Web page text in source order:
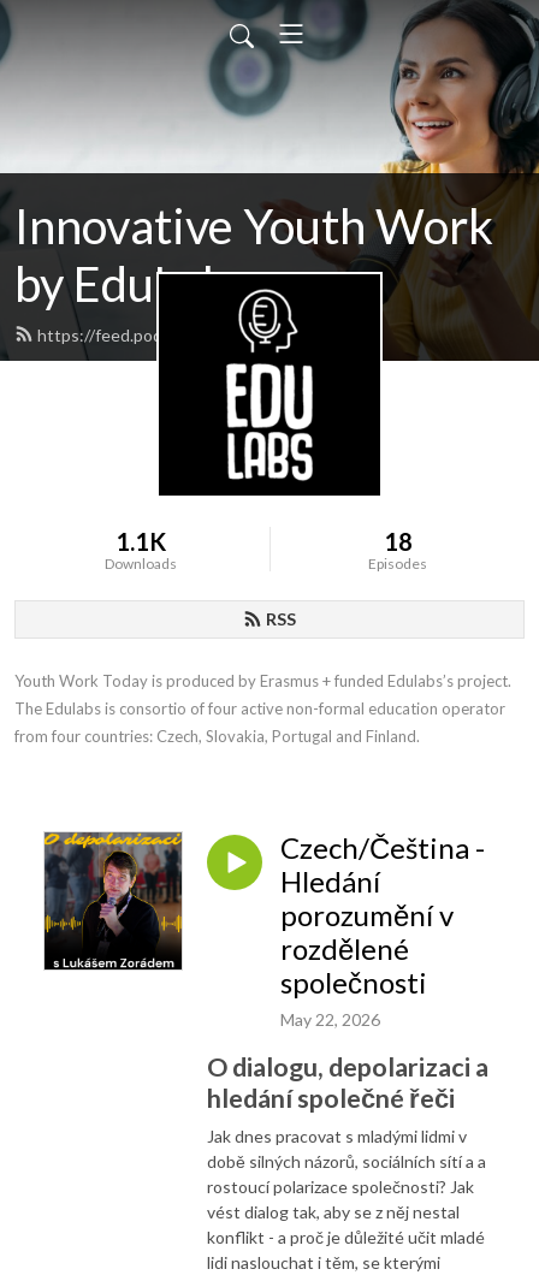
Innovative Youth Work
by EduLabs
https://feed.podbean.com/edulabs/feed.xml
1.1K
Downloads
18
Episodes
RSS
Youth Work Today is produced by Erasmus + funded Edulabs’s project.
The Edulabs is consortio of four active non-formal education operator
from four countries: Czech, Slovakia, Portugal and Finland.
Czech/Čeština -
Hledání
porozumění v
rozdělené
společnosti
May 22, 2026
O dialogu, depolarizaci a
hledání společné řeči
Jak dnes pracovat s mladými lidmi v
době silných názorů, sociálních sítí a a
rostoucí polarizace společnosti? Jak
vést dialog tak, aby se z něj nestal
konflikt - a proč je důležité učit mladé
lidi naslouchat i těm, se kterými